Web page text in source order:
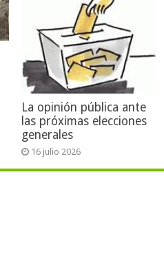
La opinión pública ante
las próximas elecciones
generales
16 julio 2026